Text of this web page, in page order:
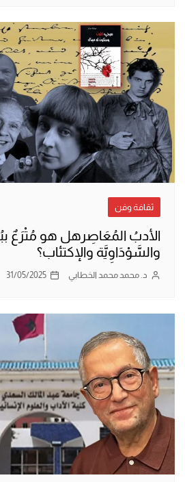
ثقافة وفن
الأدبُ المُعَاصِرهل هو مُتْرَعٌ
والسَّوْدَاوِيَّة والإكتئاب؟
د. محمد محمد الخطابي 31/05/2025